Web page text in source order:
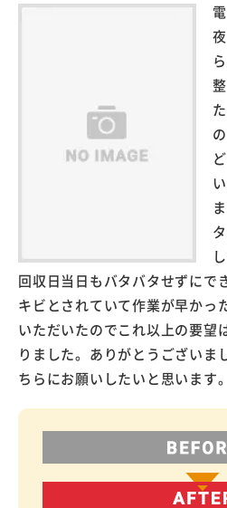
回収日当日もバタバタせずにで
キビとされていて作業が早かっ
いただいたのでこれ以上の要望
りました。ありがとうございま
ちらにお願いしたいと思います。